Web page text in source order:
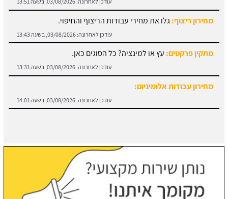
03/08/2026, בשעה 13:43
מתקין פרקטים:עץ או למינציה? כל הסוגים כאן.
עודכן לאחרונה:03/08/2026, בשעה 13:31
מחירון עבודות אלומיניום:
03/08/2026, בשעה 14:01